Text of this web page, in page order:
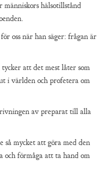
hälsotillstånd
oss när han säger: frågan är
att det mest låter som
i världen och profetera om
av preparat till alla
så mycket att göra med den
och förmåga att ta hand om